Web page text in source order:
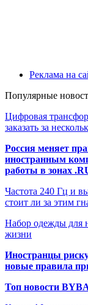
Реклама на
Популярные
Цифровая
заказать за
Россия меняет
иностранным
работы в зонах
Частота 240 Гц и
стоит ли за этим
Набор одежды для
жизни
Иностранцы
новые правила
Топ новости